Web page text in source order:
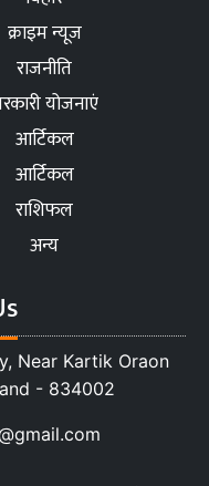
क्राइम न्यूज
राजनीति
योजनाएं
आर्टिकल
आर्टिकल
राशिफल
अन्य
Near Kartik Oraon
- 834002